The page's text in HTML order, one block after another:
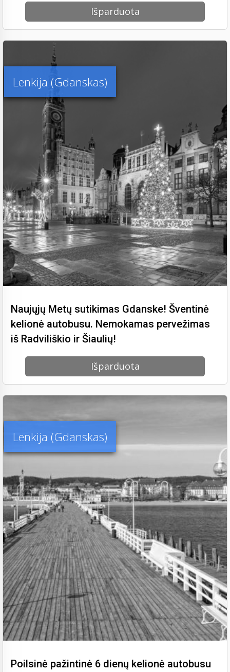
Išparduota
Lenkija (Gdanskas)
Naujųjų Metų sutikimas Gdanske! Šventinė
kelionė autobusu. Nemokamas pervežimas
iš Radviliškio ir Šiaulių!
Išparduota
Lenkija (Gdanskas)
Poilsinė pažintinė 6 dienų kelionė autobusu